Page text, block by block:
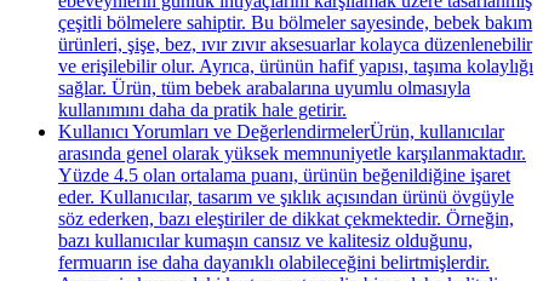
çeşitli bölmelere sahiptir. Bu bölmeler sayesinde, bebek bakım
ürünleri, şişe, bez, ıvır zıvır aksesuarlar kolayca düzenlenebilir
ve erişilebilir olur. Ayrıca, ürünün hafif yapısı, taşıma kolaylığı
sağlar. Ürün, tüm bebek arabalarına uyumlu olmasıyla
kullanımını daha da pratik hale getirir.
Kullanıcı Yorumları ve DeğerlendirmelerÜrün, kullanıcılar
arasında genel olarak yüksek memnuniyetle karşılanmaktadır.
Yüzde 4.5 olan ortalama puanı, ürünün beğenildiğine işaret
eder. Kullanıcılar, tasarım ve şıklık açısından ürünü övgüyle
söz ederken, bazı eleştiriler de dikkat çekmektedir. Örneğin,
bazı kullanıcılar kumaşın cansız ve kalitesiz olduğunu,
fermuarın ise daha dayanıklı olabileceğini belirtmişlerdir.